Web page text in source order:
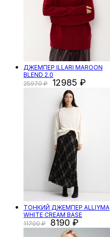
ДЖЕМПЕР ILLARI MAROON
BLEND 2.0
25970
12985
ТОНКИЙ ДЖЕМПЕР ALLIYMA
WHITE CREAM BASE
11700
8190